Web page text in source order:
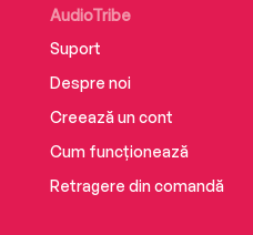
AudioTribe
Suport
Despre noi
Creează un cont
Cum funcționează
Retragere din comandă